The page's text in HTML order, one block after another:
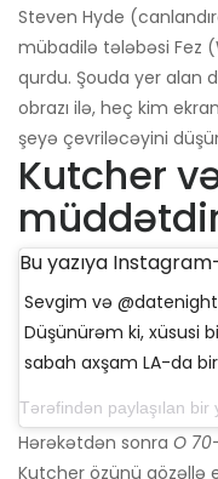
Steven Hyde
mübadilə tələbəsi Fez
qurdu. Şouda yer alan
obrazı ilə, heç kim
şeyə çevriləcəyini
Kutcher
Bu yazıya
Sevgim və
Düşünürəm ki, xüsusi
sabah axşam LA-da bir
Tərəfindən paylaşılan bir
Hərəkətdən sonra O
Kutcher özünü gözəllə